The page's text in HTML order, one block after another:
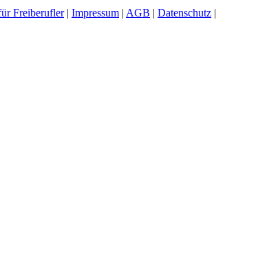
Freiberufler| Impressum | AGB | Datenschutz |